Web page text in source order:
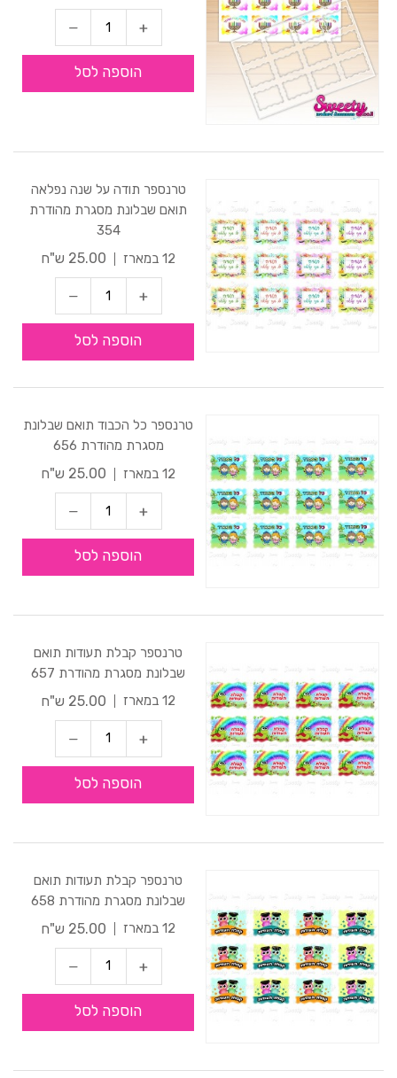
הוספה לסל
טרנספר תודה על שנה נפלאה
תואם שבלונת מסגרת מהודרת
354
12 במארז
25.00 ש"ח
הוספה לסל
טרנספר כל הכבוד תואם שבלונת
מסגרת מהודרת 656
12 במארז
25.00 ש"ח
הוספה לסל
טרנספר קבלת תעודות תואם
שבלונת מסגרת מהודרת 657
12 במארז
25.00 ש"ח
הוספה לסל
טרנספר קבלת תעודות תואם
שבלונת מסגרת מהודרת 658
12 במארז
25.00 ש"ח
הוספה לסל